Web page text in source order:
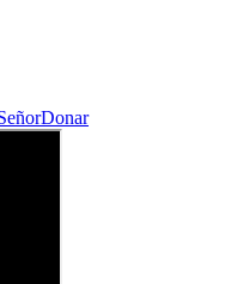
Donar